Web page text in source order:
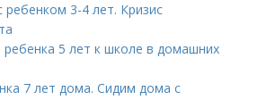
ребенком 3-4 лет. Кризис
ребенка 5 лет к школе в домашних
7 лет дома. Сидим дома с